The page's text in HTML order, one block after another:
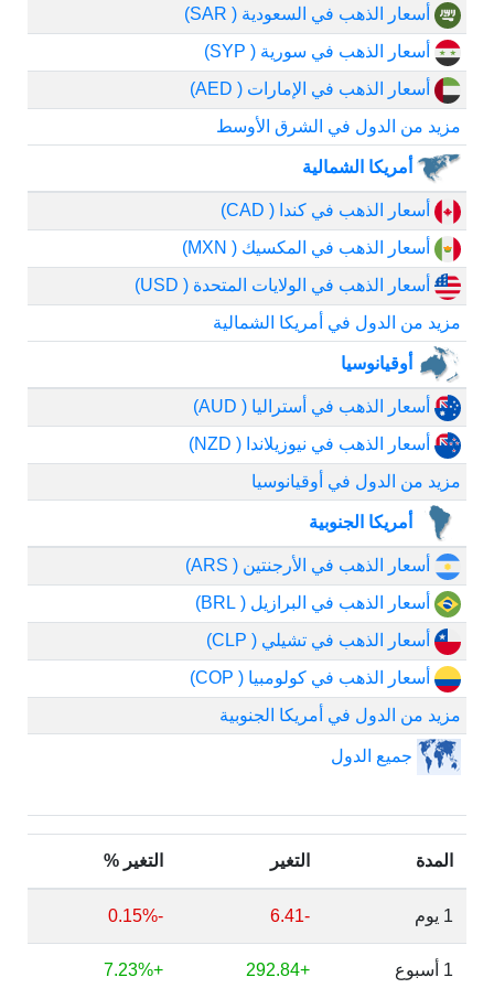
أسعار الذهب في السعودية ( SAR)
أسعار الذهب في سورية ( SYP)
أسعار الذهب في الإمارات ( AED)
مزيد من الدول في الشرق الأوسط
أمريكا الشمالية
أسعار الذهب في كندا ( CAD)
أسعار الذهب في المكسيك ( MXN)
أسعار الذهب في الولايات المتحدة ( USD)
مزيد من الدول في أمريكا الشمالية
أوقيانوسيا
أسعار الذهب في أستراليا ( AUD)
أسعار الذهب في نيوزيلاندا ( NZD)
مزيد من الدول في أوقيانوسيا
أمريكا الجنوبية
أسعار الذهب في الأرجنتين ( ARS)
أسعار الذهب في البرازيل ( BRL)
أسعار الذهب في تشيلي ( CLP)
أسعار الذهب في كولومبيا ( COP)
مزيد من الدول في أمريكا الجنوبية
جميع الدول
المدة التغير التغير %
1 يوم -6.41
-0.15%
1 أسبوع +292.84
+7.23%